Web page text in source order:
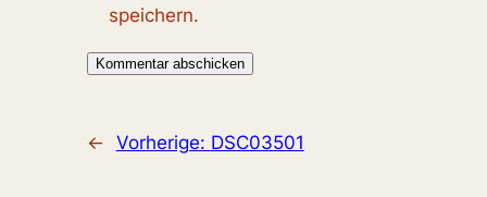
speichern.
← Vorherige: DSC03501